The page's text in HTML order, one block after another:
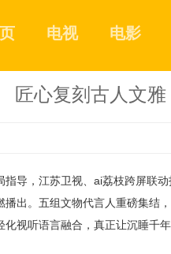
电视 电影
匠心复刻古人文
导，江苏卫视、 ai荔枝跨屏联
出。五组文物代言人重磅集结
视听语言融合， 真正让沉睡千